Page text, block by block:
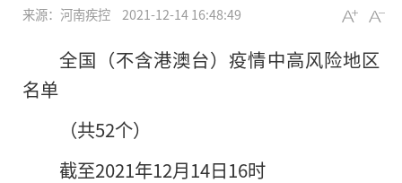
来源： 河南疾控 2021-12-14 16:48:49
全国（不含港澳台）疫情中高风险地区
名单
（共52个）
截至2021年12月14日16时